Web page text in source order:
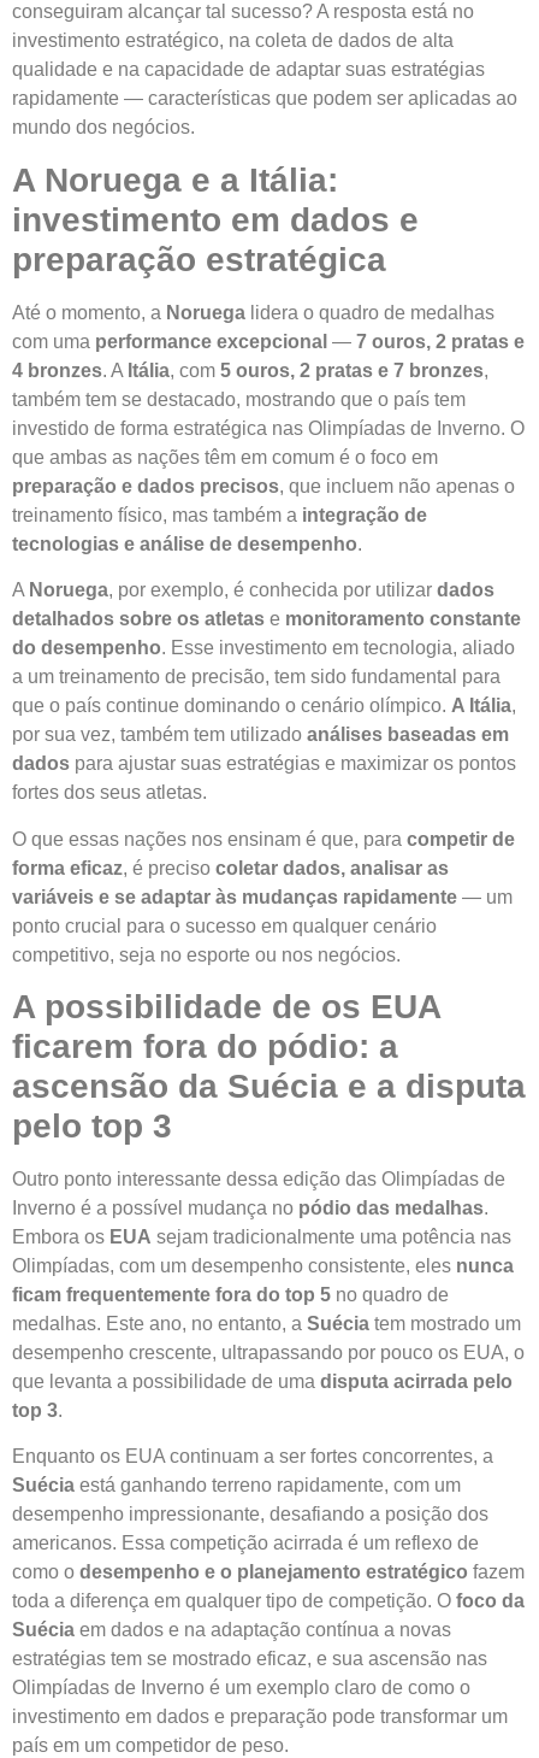
conseguiram alcançar tal sucesso? A resposta está no
investimento estratégico, na coleta de dados de alta
qualidade e na capacidade de adaptar suas estratégias
rapidamente — características que podem ser aplicadas ao
mundo dos negócios.
A Noruega e a Itália:
investimento em dados e
preparação estratégica
Até o momento, a Noruega lidera o quadro de medalhas
com uma performance excepcional — 7 ouros, 2 pratas e
4 bronzes. A Itália, com 5 ouros, 2 pratas e 7 bronzes,
também tem se destacado, mostrando que o país tem
investido de forma estratégica nas Olimpíadas de Inverno. O
que ambas as nações têm em comum é o foco em
preparação e dados precisos, que incluem não apenas o
treinamento físico, mas também a integração de
tecnologias e análise de desempenho.
A Noruega, por exemplo, é conhecida por utilizar dados
detalhados sobre os atletas e monitoramento constante
do desempenho. Esse investimento em tecnologia, aliado
a um treinamento de precisão, tem sido fundamental para
que o país continue dominando o cenário olímpico. A Itália,
por sua vez, também tem utilizado análises baseadas em
dados para ajustar suas estratégias e maximizar os pontos
fortes dos seus atletas.
O que essas nações nos ensinam é que, para competir de
forma eficaz, é preciso coletar dados, analisar as
variáveis e se adaptar às mudanças rapidamente — um
ponto crucial para o sucesso em qualquer cenário
competitivo, seja no esporte ou nos negócios.
A possibilidade de os EUA
ficarem fora do pódio: a
ascensão da Suécia e a disputa
pelo top 3
Outro ponto interessante dessa edição das Olimpíadas de
Inverno é a possível mudança no pódio das medalhas.
Embora os EUA sejam tradicionalmente uma potência nas
Olimpíadas, com um desempenho consistente, eles nunca
ficam frequentemente fora do top 5 no quadro de
medalhas. Este ano, no entanto, a Suécia tem mostrado um
desempenho crescente, ultrapassando por pouco os EUA, o
que levanta a possibilidade de uma disputa acirrada pelo
top 3.
Enquanto os EUA continuam a ser fortes concorrentes, a
Suécia está ganhando terreno rapidamente, com um
desempenho impressionante, desafiando a posição dos
americanos. Essa competição acirrada é um reflexo de
como o desempenho e o planejamento estratégico fazem
toda a diferença em qualquer tipo de competição. O foco da
Suécia em dados e na adaptação contínua a novas
estratégias tem se mostrado eficaz, e sua ascensão nas
Olimpíadas de Inverno é um exemplo claro de como o
investimento em dados e preparação pode transformar um
país em um competidor de peso.